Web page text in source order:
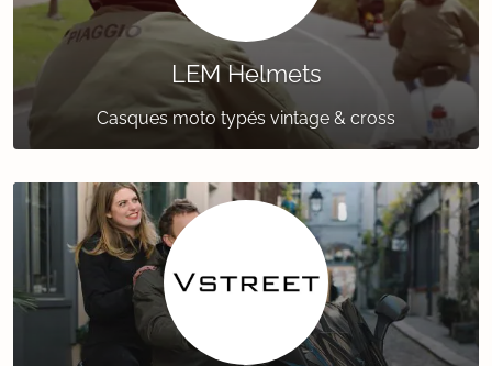
LEM Helmets
Casques moto typés vintage & cross